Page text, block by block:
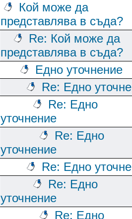
Кой може да
представлява в съда?
Re: Кой може да
представлява в съда?
Едно уточнение
Re: Едно
Re: Едно
уточнение
Re: Едно
уточнение
Re: Едно
Re: Едно
уточнение
Re: Едно